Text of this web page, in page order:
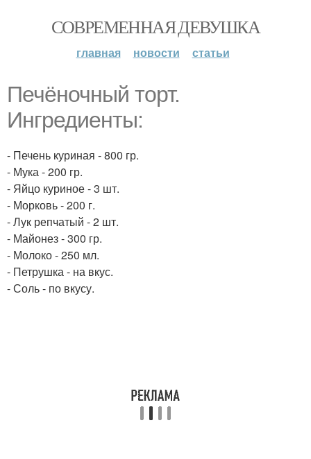
СОВРЕМЕННАЯ ДЕВУШКА
главная новости статьи
Печёночный торт.
Ингредиенты:
- Печень куриная - 800 гр.
- Мука - 200 гр.
- Яйцо куриное - 3 шт.
- Морковь - 200 г.
- Лук репчатый - 2 шт.
- Майонез - 300 гр.
- Молоко - 250 мл.
- Петрушка - на вкус.
- Соль - по вкусу.